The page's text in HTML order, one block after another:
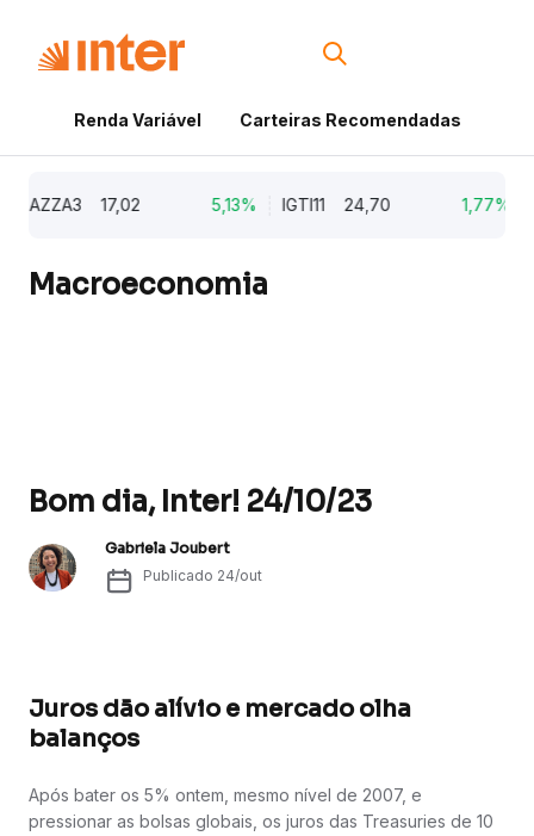
Renda Variável Carteiras Recomendadas
AZZA3 17,02 5,13% IGTI11 24,70 1,77%
Macroeconomia
Bom dia, Inter! 24/10/23
Gabriela Joubert
Publicado 24/out
Juros dão alívio e mercado olha
balanços
Após bater os 5% ontem, mesmo nível de 2007, e
pressionar as bolsas globais, os juros das Treasuries de 10